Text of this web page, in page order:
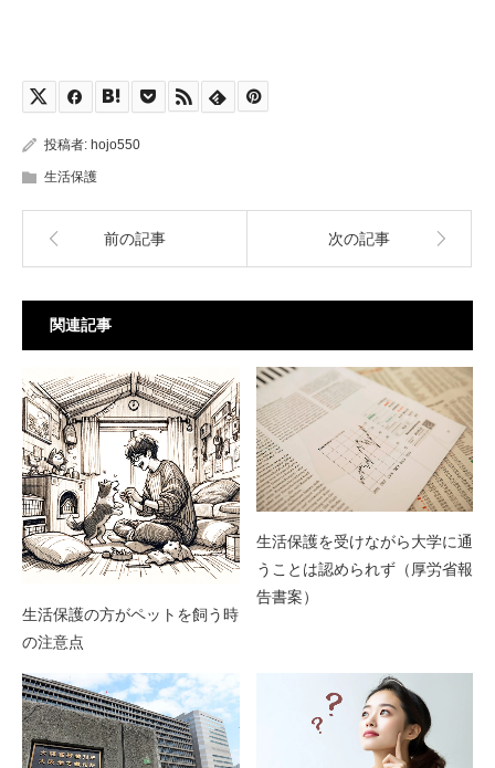
投稿者: hojo550
生活保護
前の記事 次の記事
関連記事
生活保護の方がペットを飼う時
の注意点
生活保護を受けながら大学に通
うことは認められず（厚労省報
告書案）